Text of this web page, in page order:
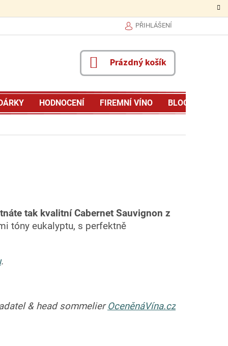
PŘIHLÁŠENÍ
NÁKUPNÍ
KOŠÍK
Prázdný košík
FIREMNÍ VÍNO
HODNOCENÍ BLOG
tak kvalitní Cabernet Sauvignon z
tóny eukalyptu, s perfektně
.
& head sommelierOceněnáVína.cz